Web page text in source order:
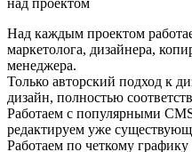
Над каждым проектом
маркетолога, дизайнера,
менеджера.
Только авторский подход к
дизайн, полностью
Работаем с популярными
редактируем уже
Работаем по четкому
проекта — от 30 дней.